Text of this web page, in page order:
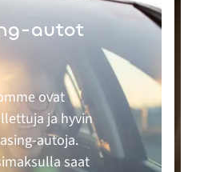
autot
ovat
ja hyvin
autoja.
saat